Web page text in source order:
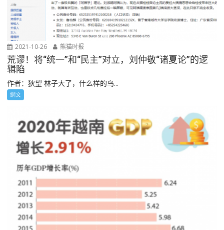
2021-10-26 熊猫时报
荒谬！将“统一”和“民主”对立，刘仲敬“诸夏论”的逻
辑陷
作者：狄望 林子大了，什么样的鸟...
網文